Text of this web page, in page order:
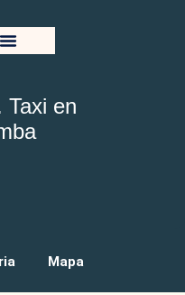
Taxi en
Mapa